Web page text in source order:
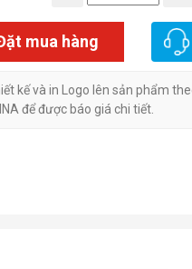
mua hàng
kế và in Logo lên sản phẩm
để được báo giá chi tiết.